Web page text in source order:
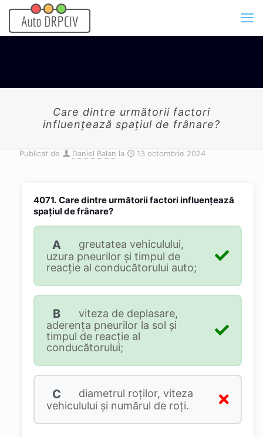
Care dintre următorii factori
influențează spațiul de frânare?
Publicat de Daniel Balan la 13 octombrie 2024
4071. Care dintre următorii factori influențează
spațiul de frânare?
A
greutatea vehiculului,
uzura pneurilor și timpul de
reacție al conducătorului auto;
B
viteza de deplasare,
aderența pneurilor la sol și
timpul de reacție al
conducătorului;
C
diametrul roților, viteza
vehiculului și numărul de roți.